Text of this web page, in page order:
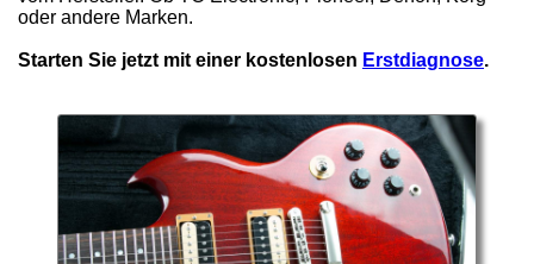
oder andere Marken.
Starten Sie jetzt mit einer kostenlosen Erstdiagnose.